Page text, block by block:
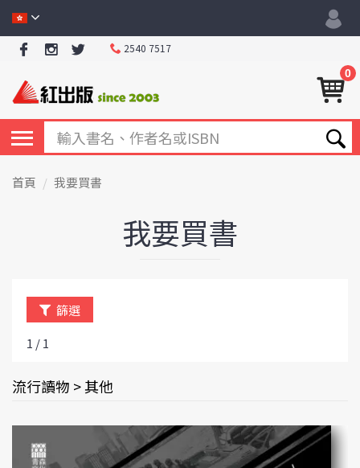
2540 7517
0
首頁 我要買書
我要買書
篩選
1 / 1
流行讀物 > 其他